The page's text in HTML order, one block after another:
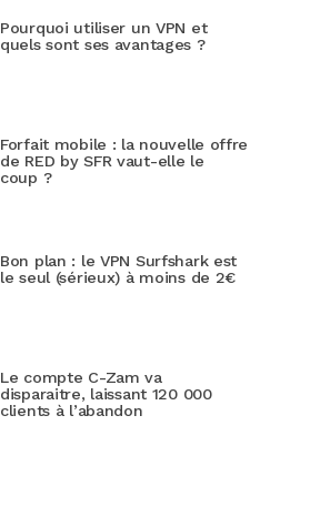
Pourquoi utiliser un VPN et
quels sont ses avantages ?
Forfait mobile : la nouvelle offre
de RED by SFR vaut-elle le
coup ?
Bon plan : le VPN Surfshark est
le seul (sérieux) à moins de 2€
Le compte C-Zam va
disparaitre, laissant 120 000
clients à l’abandon